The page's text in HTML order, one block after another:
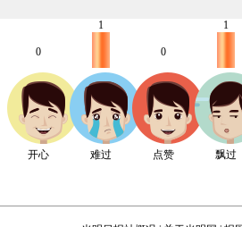
0
开心
1
难过
0
点赞
1
飘过